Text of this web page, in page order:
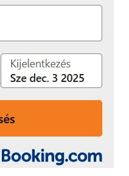
–amely a
ide kattintva